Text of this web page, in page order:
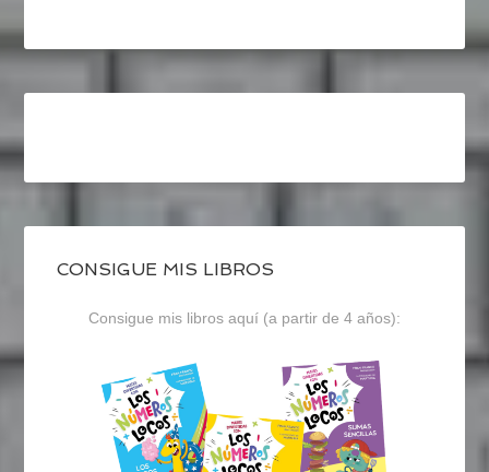
CONSIGUE MIS LIBROS
Consigue mis libros aquí (a partir de 4 años):